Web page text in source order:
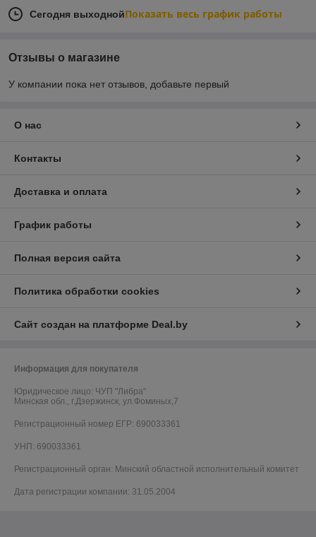
Сегодня выходнойПоказать весь график работы
Отзывы о магазине
У компании пока нет отзывов, добавьте первый
О нас
Контакты
Доставка и оплата
График работы
Полная версия сайта
Политика обработки cookies
Сайт создан на платформе Deal.by
Информация для покупателя
Юридическое лицо: ЧУП "Либра"
Минская обл., г.Дзержинск, ул.Фоминых,7
Регистрационный номер ЕГР: 690033361
УНП: 690033361
Регистрационный орган: Минский областной исполнительный комитет
Дата регистрации компании: 31.05.2004